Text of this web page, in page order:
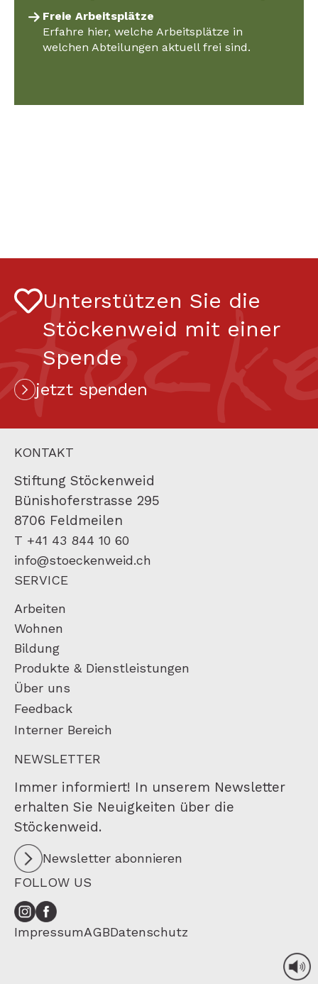
Freie Arbeitsplätze
Erfahre hier, welche Arbeitsplätze in
welchen Abteilungen aktuell frei sind.
Unterstützen Sie die
Stöckenweid mit einer
Spende
jetzt spenden
KONTAKT
Stiftung Stöckenweid
Bünishoferstrasse 295
8706 Feldmeilen
T +41 43 844 10 60
info@stoeckenweid.ch
SERVICE
Arbeiten
Wohnen
Bildung
Produkte & Dienstleistungen
Über uns
Feedback
Interner Bereich
NEWSLETTER
Immer informiert! In unserem Newsletter
erhalten Sie Neuigkeiten über die
Stöckenweid.
Newsletter abonnieren
FOLLOW US
ImpressumAGBDatenschutz